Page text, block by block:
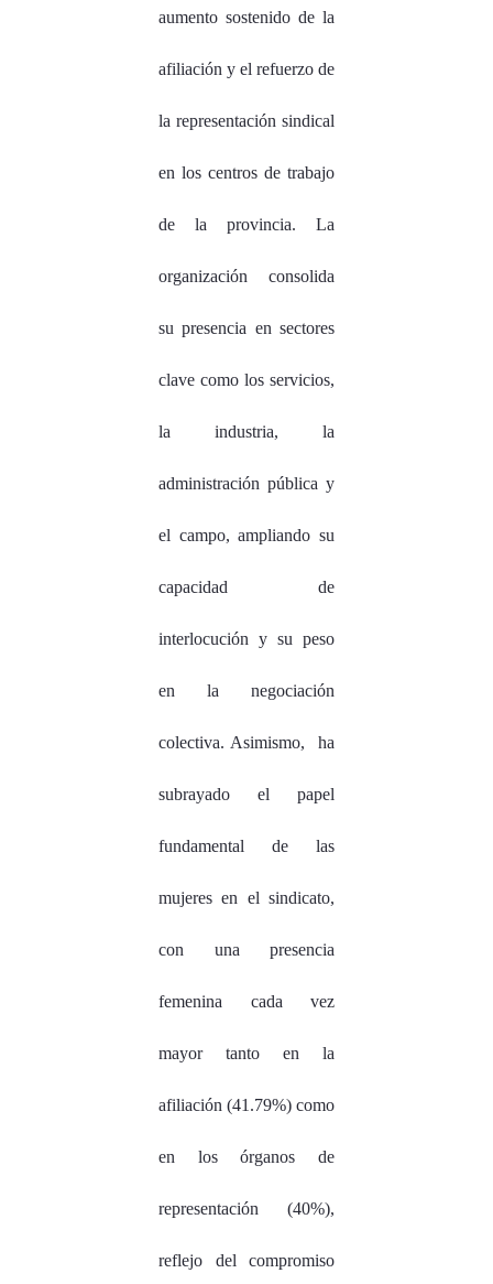
aumento sostenido de la
afiliación y el refuerzo de
la representación sindical
en los centros de trabajo
de la provincia. La
organización consolida
su presencia en sectores
clave como los servicios,
la industria, la
administración pública y
el campo, ampliando su
capacidad de
interlocución y su peso
en la negociación
colectiva. Asimismo, ha
subrayado el papel
fundamental de las
mujeres en el sindicato,
con una presencia
femenina cada vez
mayor tanto en la
afiliación (41.79%) como
en los órganos de
representación (40%),
reflejo del compromiso